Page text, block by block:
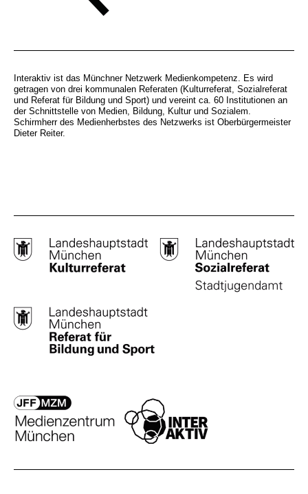
Interaktiv ist das Münchner Netzwerk Medienkompetenz. Es wird
getragen von drei kommunalen Referaten (Kulturreferat, Sozialreferat
und Referat für Bildung und Sport) und vereint ca. 60 Institutionen an
der Schnittstelle von Medien, Bildung, Kultur und Sozialem.
Schirmherr des Medienherbstes des Netzwerks ist Oberbürgermeister
Dieter Reiter.